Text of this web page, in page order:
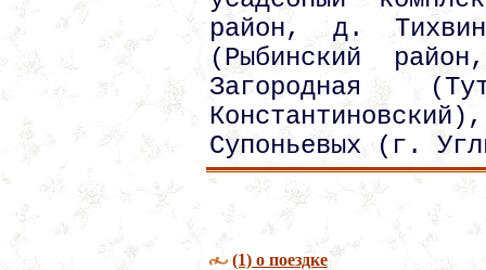
район, д.
(Рыбинский
Загородная
Супоньевых (г.
(1) о поездке